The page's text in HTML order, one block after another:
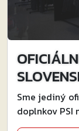
Sme jediný
doplnkov PSI